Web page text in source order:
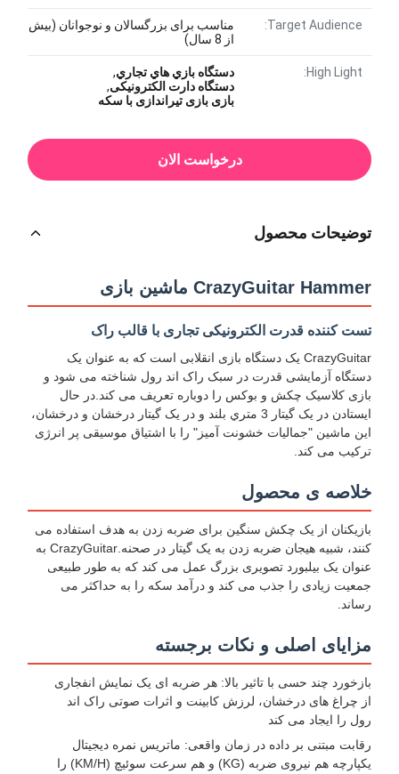
Target Audience:
مناسب برای بزرگسالان و نوجوانان (بیش
از 8 سال)
High Light: دستگاه بازي هاي تجاري,
دستگاه دارت الکترونیکی,
بازی بازی تیراندازی با سکه
درخواست الان
توضیحات محصول
CrazyGuitar Hammer ماشین بازی
تست کننده قدرت الکترونیکی تجاری با قالب راک
CrazyGuitar یک دستگاه بازی انقلابی است که به عنوان یک
دستگاه آزمایشی قدرت در سبک راک اند رول شناخته می شود و
بازی کلاسیک چکش و بوکس را دوباره تعریف می کند.در حال
ايستادن در يک گيتار 3 متري بلند و در يک گيتار درخشان و درخشان،
این ماشین "جمالیات خشونت آمیز" را با اشتیاق موسیقی پر انرژی
ترکیب می کند.
خلاصه ی محصول
بازیکنان از یک چکش سنگین برای ضربه زدن به هدف استفاده می
کنند، شبیه هیجان ضربه زدن به یک گیتار در صحنه.CrazyGuitar به
عنوان یک بیلبورد تصویری بزرگ عمل می کند که به طور طبیعی
جمعیت زیادی را جذب می کند و درآمد سکه را به حداکثر می
رساند.
مزایای اصلی و نکات برجسته
بازخورد چند حسی با تاثیر بالا: هر ضربه ای یک نمایش انفجاری
از چراغ های درخشان، لرزش کابینت و اثرات صوتی راک اند
رول را ایجاد می کند
رقابت مبتنی بر داده در زمان واقعی: ماتریس نمره دیجیتال
یکپارچه هم نیروی ضربه (KG) و هم سرعت سوئیچ (KM/H) را